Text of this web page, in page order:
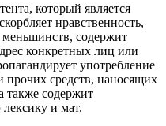
который является
нравственность,
содержит
конкретных лиц или
употребление
прочих средств, наносящих
также содержит
и мат.